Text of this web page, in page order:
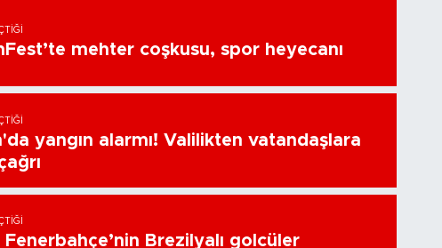
mehter coşkusu, spor heyecanı
yangın alarmı! Valilikten vatandaşlara
Fenerbahçe’nin Brezilyalı golcüler